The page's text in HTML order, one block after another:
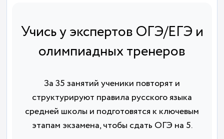
Учись у экспертов ОГЭ/ЕГЭ и
олимпиадных тренеров
За 35 занятий ученики повторят и
структурируют правила русского языка
средней школы и подготовятся к ключевым
этапам экзамена, чтобы сдать ОГЭ на 5.